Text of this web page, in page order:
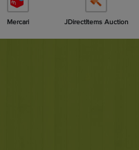
Mercari JDirectItems Auction